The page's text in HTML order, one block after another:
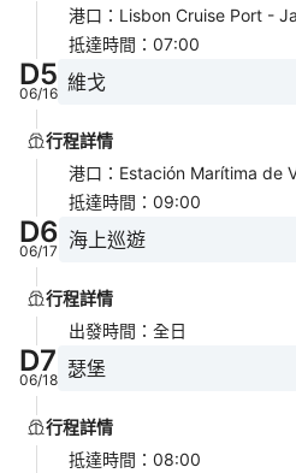
港口 ： Lisbon Cruise Port -
抵達時間 ： 07:00
D5
06/16 維戈
行程詳情
港口 ： Estación Marítima de
抵達時間 ： 09:00
D6
06/17 海上巡遊
行程詳情
出發時間 ： 全日
D7
06/18 瑟堡
行程詳情
抵達時間 ： 08:00